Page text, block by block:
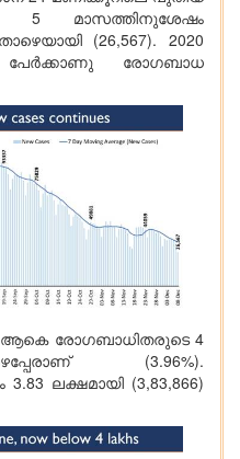
5 മാസത്തിനുശേഷം
(26,567). 2020
രോഗബാധ
ആകെ രോഗബാധിതരുടെ 4
(3.96%).
ലക്ഷമായി (3,83,866)